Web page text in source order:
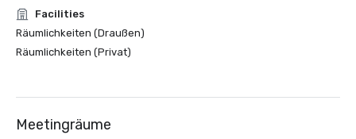
Facilities
Räumlichkeiten (Draußen)
Räumlichkeiten (Privat)
Meetingräume